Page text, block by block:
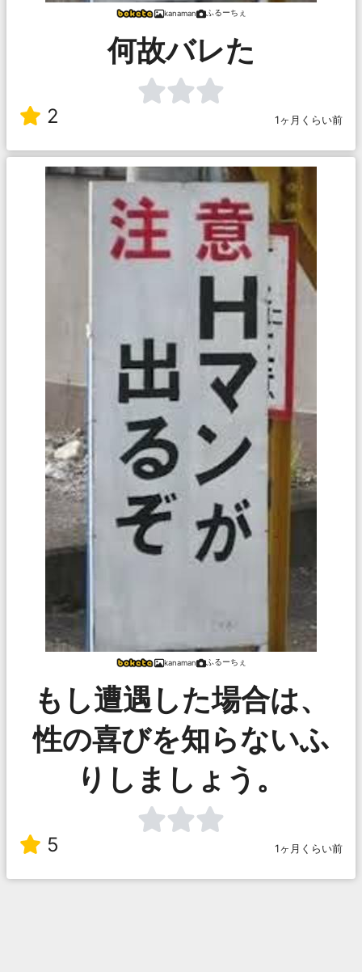
kanaman ふるーちぇ
何故バレた
2 1ヶ月くらい前
kanaman ふるーちぇ
もし遭遇した場合は、
性の喜びを知らないふ
りしましょう。
5 1ヶ月くらい前